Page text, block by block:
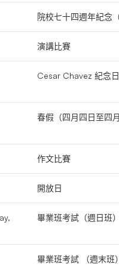
院校七十四週年紀念
演講比賽
Cesar Chavez 紀念日
春假（四月四日至四
作文比賽
開放日
畢業班考試（週日班）
畢業班考試 （週末班）